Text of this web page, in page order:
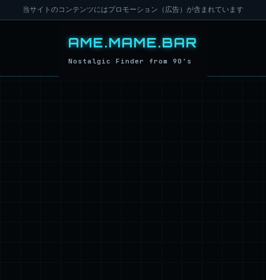
当サイトのコンテンツにはプロモーション（広告）が含まれています